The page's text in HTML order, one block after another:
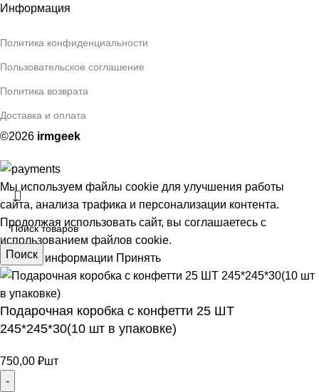
Информация
Политика конфиденциальности
Пользовательское соглашение
Политика возврата
Доставка и оплата
©2026 irmgeek
Поиск
Мы используем файлы cookie для улучшения работы
сайта, анализа трафика и персонализации контента.
Продолжая использовать сайт, вы соглашаетесь с
использованием файлов cookie.
Больше информации Принять
Подарочная коробка с конфетти 25 ШТ
245*245*30(10 шт в упаковке)
750,00 ₽шт